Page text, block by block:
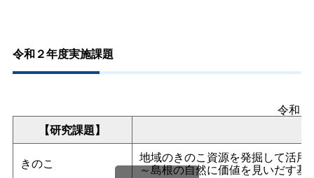
令和２年度実施課題
令和
【研究課題】
きのこ 地域のきのこ資源を発掘して活用
～島根の自然に価値を見いだす基